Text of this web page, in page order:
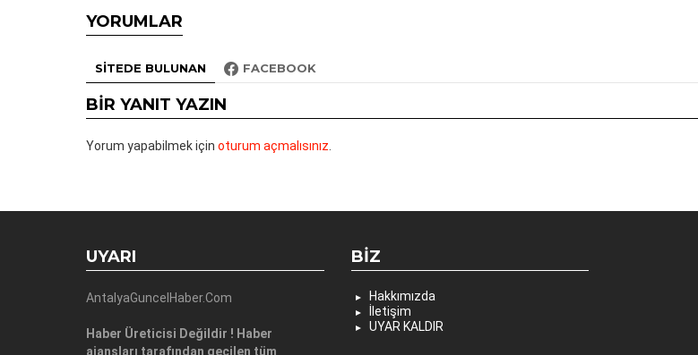
YORUMLAR
SITEDE BULUNAN FACEBOOK
BIR YANIT YAZIN
Yorum yapabilmek için oturum açmalısınız
UYARI
AntalyaGuncelHaber.Com
Haber Üreticisi Değildir ! Haber
ajansları tarafından geçilen tüm
BIZ
Hakkımızda
İletişim
UYAR KALDIR